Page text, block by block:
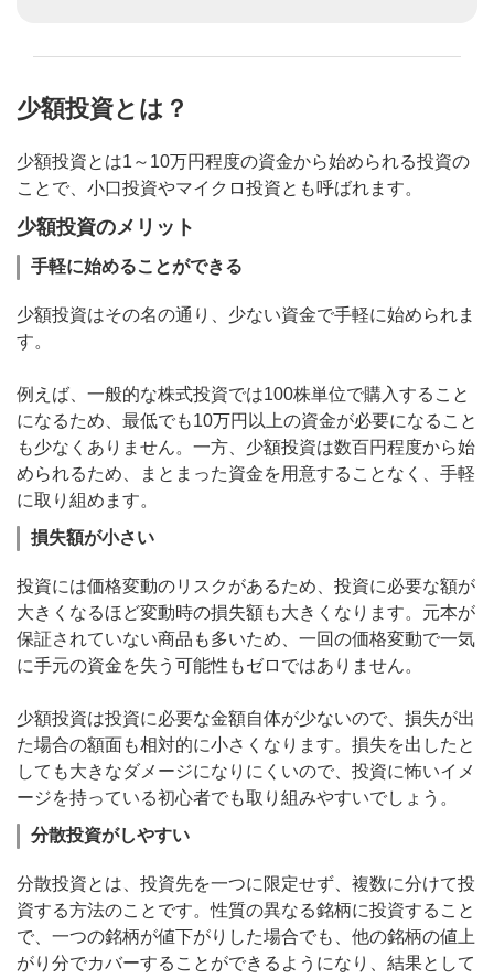
少額投資とは？
少額投資とは1～10万円程度の資金から始められる投資の
ことで、小口投資やマイクロ投資とも呼ばれます。
少額投資のメリット
手軽に始めることができる
少額投資はその名の通り、少ない資金で手軽に始められま
す。
例えば、一般的な株式投資では100株単位で購入すること
になるため、最低でも10万円以上の資金が必要になること
も少なくありません。一方、少額投資は数百円程度から始
められるため、まとまった資金を用意することなく、手軽
に取り組めます。
損失額が小さい
投資には価格変動のリスクがあるため、投資に必要な額が
大きくなるほど変動時の損失額も大きくなります。元本が
保証されていない商品も多いため、一回の価格変動で一気
に手元の資金を失う可能性もゼロではありません。
少額投資は投資に必要な金額自体が少ないので、損失が出
た場合の額面も相対的に小さくなります。損失を出したと
しても大きなダメージになりにくいので、投資に怖いイメ
ージを持っている初心者でも取り組みやすいでしょう。
分散投資がしやすい
分散投資とは、投資先を一つに限定せず、複数に分けて投
資する方法のことです。性質の異なる銘柄に投資すること
で、一つの銘柄が値下がりした場合でも、他の銘柄の値上
がり分でカバーすることができるようになり、結果として